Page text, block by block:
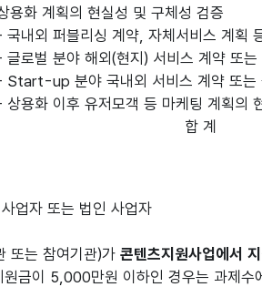
용화 계획의 현실성 및 구체성 검증
내외 퍼블리싱 계약, 자체서비스 계획
로벌 분야 해외(현지) 서비스 계약 또는
up 분야 국내외 서비스 계약 또는
용화 이후 유저모객 등 마케팅 계획의
합 계
업자 또는 법인 사업자
또는 참여기관)가콘텐츠지원사업에서
원금이 5,000만원 이하인 경우는 과제수